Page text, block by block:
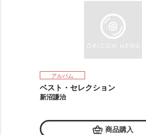
アルバム
ベスト・セレクション
新沼謙治
商品購入